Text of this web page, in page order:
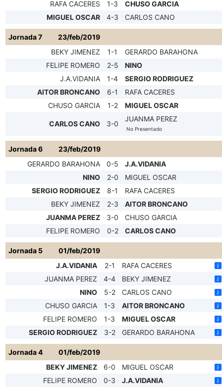
RAFA CACERES
1-3
CHUSO GARCIA
MIGUEL OSCAR
4-3 CARLOS CANO
Jornada 7
23/feb/2019
BEKY JIMENEZ
1-1
GERARDO BARAHONA
FELIPE ROMERO
2-5
NINO
J.A.VIDANIA
1-4
SERGIO RODRIGUEZ
AITOR BRONCANO
6-1
RAFA CACERES
CHUSO GARCIA
1-2 MIGUEL OSCAR
CARLOS CANO 3-0
JUANMA PEREZ
No Presentado
Jornada 6
23/feb/2019
GERARDO BARAHONA
0-5
J.A.VIDANIA
NINO
2-0
MIGUEL OSCAR
SERGIO RODRIGUEZ
8-1
RAFA CACERES
BEKY JIMENEZ
2-3
AITOR BRONCANO
JUANMA PEREZ
3-0
CHUSO GARCIA
FELIPE ROMERO
0-2 CARLOS CANO
Jornada 5
01/feb/2019
J.A.VIDANIA
2-1
RAFA CACERES
JUANMA PEREZ
4-4
BEKY JIMENEZ
NINO
5-2
CARLOS CANO
CHUSO GARCIA
1-3
AITOR BRONCANO
FELIPE ROMERO
1-3
MIGUEL OSCAR
SERGIO RODRIGUEZ
3-2 GERARDO BARAHONA
Jornada 4
01/feb/2019
BEKY JIMENEZ
6-0
MIGUEL OSCAR
FELIPE ROMERO
0-3
J.A.VIDANIA